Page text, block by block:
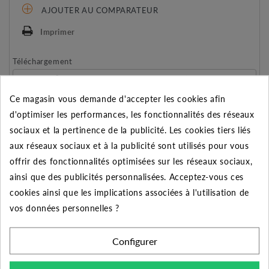
AJOUTER AU COMPARATEUR
Imprimer
Téléchargement
MONTAGE RACCORDS PLASSON (83.38K)
7150 PLASSON (1.03M)
REMISE SUR LA QUANTITÉ
Appliquée dans le panier
5 2% Jusqu'à0,30 €
Jusqu'à
Ce magasin vous demande d'accepter les cookies afin
d'optimiser les performances, les fonctionnalités des réseaux
sociaux et la pertinence de la publicité. Les cookies tiers liés
aux réseaux sociaux et à la publicité sont utilisés pour vous
offrir des fonctionnalités optimisées sur les réseaux sociaux,
ainsi que des publicités personnalisées. Acceptez-vous ces
cookies ainsi que les implications associées à l'utilisation de
vos données personnelles ?
Configurer